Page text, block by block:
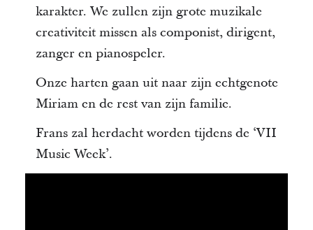
karakter. We zullen zijn grote muzikale
creativiteit missen als componist, dirigent,
zanger en pianospeler.
Onze harten gaan uit naar zijn echtgenote
Miriam en de rest van zijn familie.
Frans zal herdacht worden tijdens de ‘VII
Music Week’.